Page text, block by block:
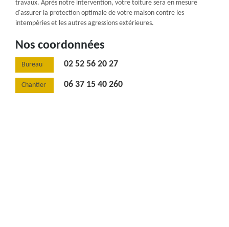
travaux. Après notre intervention, votre toiture sera en mesure
d'assurer la protection optimale de votre maison contre les
intempéries et les autres agressions extérieures.
Nos coordonnées
Bureau 02 52 56 20 27
Chantier 06 37 15 40 260